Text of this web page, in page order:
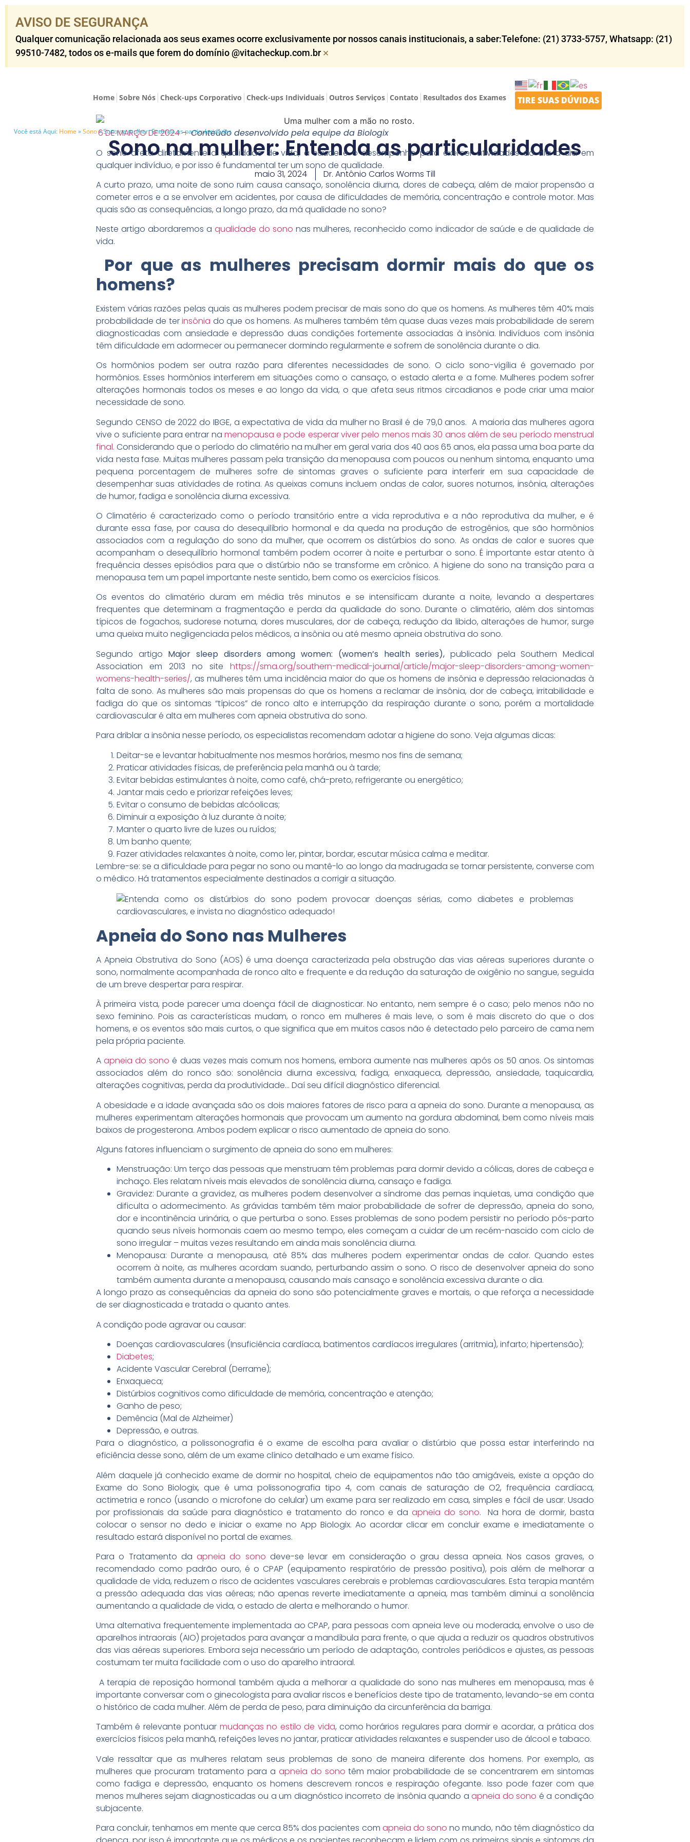
AVISO DE SEGURANÇA​
Qualquer comunicação relacionada aos seus exames ocorre exclusivamente por nossos canais institucionais, a saber:Telefone: (21) 3733-5757​, Whatsapp: (21)
99510-7482​, todos os e-mails que forem do domínio @vitacheckup.com.br​ ×
Home Sobre Nós Check-ups Corporativo Check-ups Individuais Outros Serviços Contato Resultados dos Exames TIRE SUAS DÚVIDAS
Você está Aqui: Home »Sono»Sono na mulher: Entenda as particularidades
Sono na mulher: Entenda as particularidades
maio 31, 2024 Dr. Antônio Carlos Worms Till
6 DE MARÇO DE 2024–Conteúdo desenvolvido pela equipe da Biologix
O sono afeta diretamente a qualidade de vida, a saúde e o desempenho para exercer atividades do dia a dia em
qualquer indivíduo, e por isso é fundamental ter um sono de qualidade.
A curto prazo, uma noite de sono ruim causa cansaço, sonolência diurna, dores de cabeça, além de maior propensão a
cometer erros e a se envolver em acidentes, por causa de dificuldades de memória, concentração e controle motor. Mas
quais são as consequências, a longo prazo, da má qualidade no sono?
Neste artigo abordaremos aqualidade do sono nas mulheres, reconhecido como indicador de saúde e de qualidade de
vida.
Por que as mulheres precisam dormir mais do que os
homens?
Existem várias razões pelas quais as mulheres podem precisar de mais sono do que os homens. As mulheres têm 40% mais
probabilidade de terinsônia do que os homens. As mulheres também têm quase duas vezes mais probabilidade de serem
diagnosticadas com ansiedade e depressão duas condições fortemente associadas à insônia. Indivíduos com insônia
têm dificuldade em adormecer ou permanecer dormindo regularmente e sofrem de sonolência durante o dia.
Os hormônios podem ser outra razão para diferentes necessidades de sono. O ciclo sono-vigília é governado por
hormônios. Esses hormônios interferem em situações como o cansaço, o estado alerta e a fome. Mulheres podem sofrer
alterações hormonais todos os meses e ao longo da vida, o que afeta seus ritmos circadianos e pode criar uma maior
necessidade de sono.
Segundo CENSO de 2022 do IBGE, a expectativa de vida da mulher no Brasil é de 79,0 anos. A maioria das mulheres agora
vive o suficiente para entrar na menopausa e pode esperar viver pelo menos mais 30 anos além de seu período menstrual
final. Considerando que o período do climatério na mulher em geral varia dos 40 aos 65 anos, ela passa uma boa parte da
vida nesta fase. Muitas mulheres passam pela transição da menopausa com poucos ou nenhum sintoma, enquanto uma
pequena porcentagem de mulheres sofre de sintomas graves o suficiente para interferir em sua capacidade de
desempenhar suas atividades de rotina. As queixas comuns incluem ondas de calor, suores noturnos, insônia, alterações
de humor, fadiga e sonolência diurna excessiva.
O Climatério é caracterizado como o período transitório entre a vida reprodutiva e a não reprodutiva da mulher, e é
durante essa fase, por causa do desequilíbrio hormonal e da queda na produção de estrogênios, que são hormônios
associados com a regulação do sono da mulher, que ocorrem os distúrbios do sono. As ondas de calor e suores que
acompanham o desequilíbrio hormonal também podem ocorrer à noite e perturbar o sono. É importante estar atento à
frequência desses episódios para que o distúrbio não se transforme em crônico. A higiene do sono na transição para a
menopausa tem um papel importante neste sentido, bem como os exercícios físicos.
Os eventos do climatério duram em média três minutos e se intensificam durante a noite, levando a despertares
frequentes que determinam a fragmentação e perda da qualidade do sono. Durante o climatério, além dos sintomas
típicos de fogachos, sudorese noturna, dores musculares, dor de cabeça, redução da libido, alterações de humor, surge
uma queixa muito negligenciada pelos médicos, a insônia ou até mesmo apneia obstrutiva do sono.
Segundo artigo Major sleep disorders among women: (women’s health series), publicado pela Southern Medical
Association em 2013 no site https://sma.org/southern-medical-journal/article/major-sleep-disorders-among-women-
womens-health-series/, as mulheres têm uma incidência maior do que os homens de insônia e depressão relacionadas à
falta de sono. As mulheres são mais propensas do que os homens a reclamar de insônia, dor de cabeça, irritabilidade e
fadiga do que os sintomas “típicos” de ronco alto e interrupção da respiração durante o sono, porém a mortalidade
cardiovascular é alta em mulheres com apneia obstrutiva do sono.
Para driblar a insônia nesse período, os especialistas recomendam adotar a higiene do sono. Veja algumas dicas:
Deitar-se e levantar habitualmente nos mesmos horários, mesmo nos fins de semana;
Praticar atividades físicas, de preferência pela manhã ou à tarde;
Evitar bebidas estimulantes à noite, como café, chá-preto, refrigerante ou energético;
Jantar mais cedo e priorizar refeições leves;
Evitar o consumo de bebidas alcóolicas;
Diminuir a exposição à luz durante à noite;
Manter o quarto livre de luzes ou ruídos;
Um banho quente;
Fazer atividades relaxantes à noite, como ler, pintar, bordar, escutar música calma e meditar.
Lembre-se: se a dificuldade para pegar no sono ou mantê-lo ao longo da madrugada se tornar persistente, converse com
o médico. Há tratamentos especialmente destinados a corrigir a situação.
Apneia do Sono nas Mulheres
A Apneia Obstrutiva do Sono (AOS) é uma doença caracterizada pela obstrução das vias aéreas superiores durante o
sono, normalmente acompanhada de ronco alto e frequente e da redução da saturação de oxigênio no sangue, seguida
de um breve despertar para respirar.
À primeira vista, pode parecer uma doença fácil de diagnosticar. No entanto, nem sempre é o caso; pelo menos não no
sexo feminino. Pois as características mudam, o ronco em mulheres é mais leve, o som é mais discreto do que o dos
homens, e os eventos são mais curtos, o que significa que em muitos casos não é detectado pelo parceiro de cama nem
pela própria paciente.
Aapneia do sono é duas vezes mais comum nos homens, embora aumente nas mulheres após os 50 anos. Os sintomas
associados além do ronco são: sonolência diurna excessiva, fadiga, enxaqueca, depressão, ansiedade, taquicardia,
alterações cognitivas, perda da produtividade… Daí seu difícil diagnóstico diferencial.
A obesidade e a idade avançada são os dois maiores fatores de risco para a apneia do sono. Durante a menopausa, as
mulheres experimentam alterações hormonais que provocam um aumento na gordura abdominal, bem como níveis mais
baixos de progesterona. Ambos podem explicar o risco aumentado de apneia do sono.
Alguns fatores influenciam o surgimento de apneia do sono em mulheres:
Menstruação: Um terço das pessoas que menstruam têm problemas para dormir devido a cólicas, dores de cabeça e
inchaço. Eles relatam níveis mais elevados de sonolência diurna, cansaço e fadiga.
Gravidez: Durante a gravidez, as mulheres podem desenvolver a síndrome das pernas inquietas, uma condição que
dificulta o adormecimento. As grávidas também têm maior probabilidade de sofrer de depressão, apneia do sono,
dor e incontinência urinária, o que perturba o sono. Esses problemas de sono podem persistir no período pós-parto
quando seus níveis hormonais caem ao mesmo tempo, eles começam a cuidar de um recém-nascido com ciclo de
sono irregular – muitas vezes resultando em ainda mais sonolência diurna.
Menopausa: Durante a menopausa, até 85% das mulheres podem experimentar ondas de calor. Quando estes
ocorrem à noite, as mulheres acordam suando, perturbando assim o sono. O risco de desenvolver apneia do sono
também aumenta durante a menopausa, causando mais cansaço e sonolência excessiva durante o dia.
A longo prazo as consequências da apneia do sono são potencialmente graves e mortais, o que reforça a necessidade
de ser diagnosticada e tratada o quanto antes.
A condição pode agravar ou causar:
Doenças cardiovasculares (Insuficiência cardíaca, batimentos cardíacos irregulares (arritmia), infarto; hipertensão);
Diabetes;
Acidente Vascular Cerebral (Derrame);
Enxaqueca;
Distúrbios cognitivos como dificuldade de memória, concentração e atenção;
Ganho de peso;
Demência (Mal de Alzheimer)
Depressão, e outras.
Para o diagnóstico, a polissonografia é o exame de escolha para avaliar o distúrbio que possa estar interferindo na
eficiência desse sono, além de um exame clínico detalhado e um exame físico.
Além daquele já conhecido exame de dormir no hospital, cheio de equipamentos não tão amigáveis, existe a opção do
Exame do Sono Biologix, que é uma polissonografia tipo 4, com canais de saturação de O2, frequência cardíaca,
actimetria e ronco (usando o microfone do celular) um exame para ser realizado em casa, simples e fácil de usar. Usado
por profissionais da saúde para diagnóstico e tratamento do ronco e da apneia do sono. Na hora de dormir, basta
colocar o sensor no dedo e iniciar o exame no App Biologix. Ao acordar clicar em concluir exame e imediatamente o
resultado estará disponível no portal de exames.
Para o Tratamento daapneia do sono deve-se levar em consideração o grau dessa apneia. Nos casos graves, o
recomendado como padrão ouro, é o CPAP (equipamento respiratório de pressão positiva), pois além de melhorar a
qualidade de vida, reduzem o risco de acidentes vasculares cerebrais e problemas cardiovasculares. Esta terapia mantém
a pressão adequada das vias aéreas; não apenas reverte imediatamente a apneia, mas também diminui a sonolência
aumentando a qualidade de vida, o estado de alerta e melhorando o humor.
Uma alternativa frequentemente implementada ao CPAP, para pessoas com apneia leve ou moderada, envolve o uso de
aparelhos intraorais (AIO) projetados para avançar a mandíbula para frente, o que ajuda a reduzir os quadros obstrutivos
das vias aéreas superiores. Embora seja necessário um período de adaptação, controles periódicos e ajustes, as pessoas
costumam ter muita facilidade com o uso do aparelho intraoral.
A terapia de reposição hormonal também ajuda a melhorar a qualidade do sono nas mulheres em menopausa, mas é
importante conversar com o ginecologista para avaliar riscos e benefícios deste tipo de tratamento, levando-se em conta
o histórico de cada mulher. Além de perda de peso, para diminuição da circunferência da barriga.
Também é relevante pontuar mudanças no estilo de vida, como horários regulares para dormir e acordar, a prática dos
exercícios físicos pela manhã, refeições leves no jantar, praticar atividades relaxantes e suspender uso de álcool e tabaco.
Vale ressaltar que as mulheres relatam seus problemas de sono de maneira diferente dos homens. Por exemplo, as
mulheres que procuram tratamento para a apneia do sono têm maior probabilidade de se concentrarem em sintomas
como fadiga e depressão, enquanto os homens descrevem roncos e respiração ofegante. Isso pode fazer com que
menos mulheres sejam diagnosticadas ou a um diagnóstico incorreto de insônia quando aapneia do sono é a condição
subjacente.
Para concluir, tenhamos em mente que cerca 85% dos pacientes com apneia do sono no mundo, não têm diagnóstico da